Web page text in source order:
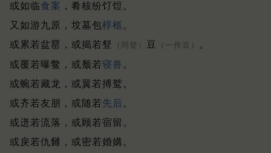
或如临食案 ，肴核纷饤饾。
又如游九原，坟墓包椁柩 。
或累若盆罂，或揭若豋
（同登） 豆 （一作豆）
。
或覆若曝鳖，或颓若寝兽 。
或蜿若藏龙，或翼若搏鹫。
或齐若友朋，或随若先后 。
或迸若流落，或顾若宿留。
或戾若仇雠，或密若婚媾。